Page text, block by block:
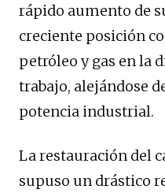
rápido aumento de
creciente posición
petróleo y gas en la
trabajo, alejándose
potencia industrial.
La restauración del
supuso un drástico